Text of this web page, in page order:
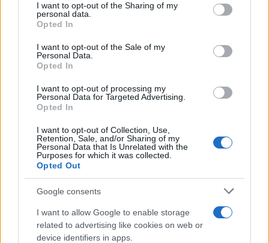
not limited to your visit or usage behaviour. You may click to
grant or deny consent to Google and its third-party tags to
use your data for below specified purposes in below Google
consent section.
I want to opt-out of the Sharing of my
personal data.
Opted In
I want to opt-out of the Sale of my
Personal Data.
Opted In
I want to opt-out of processing my
Personal Data for Targeted Advertising.
Opted In
I want to opt-out of Collection, Use,
Retention, Sale, and/or Sharing of my
Personal Data that Is Unrelated with the
Purposes for which it was collected.
Opted Out
Google consents
I want to allow Google to enable storage
related to advertising like cookies on web or
device identifiers in apps.
της Ζωής μας
Οι άνθρωποι, οι αυθεντικές ιστορίες,
ΓΙΑ ΤΟ ΚΑΛΟΚΑΙΡΙ ΣΟΥ →
ΤΟ ΠΑΡΟΝ ΤΗΣ ΚΥΡΙΑΚΗΣ